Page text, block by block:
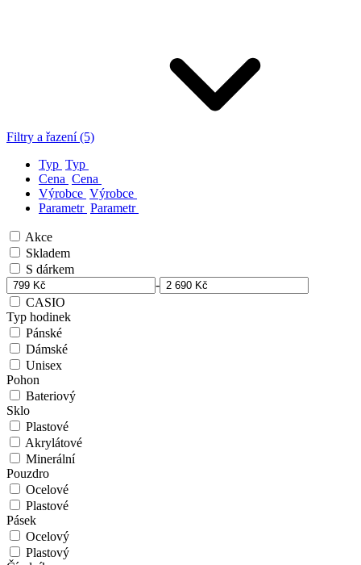
Filtry a řazení (5)
Typ Typ
Cena Cena
Výrobce Výrobce
Parametr Parametr
Akce
Skladem
S dárkem
-
CASIO
Typ hodinek
Pánské
Dámské
Unisex
Pohon
Bateriový
Sklo
Plastové
Akrylátové
Minerální
Pouzdro
Ocelové
Plastové
Pásek
Ocelový
Plastový